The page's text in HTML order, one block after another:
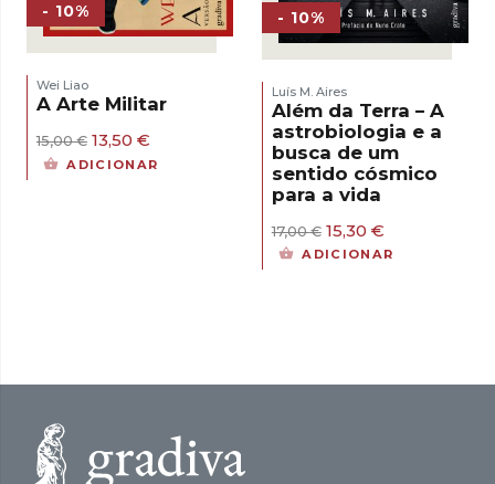
- 10%
Wei Liao
A Arte Militar
15,00€ O
preço
original
13,50 €
preço
atual
ADICIONAR
- 10%
Luís M. Aires
Além da Terra – A
astrobiologia e a
busca de um
sentido cósmico
para a vida
17,00€ O
preço
15,30 €O
preço
ADICIONAR